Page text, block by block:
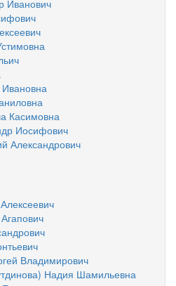
Иванович
Касимовна
Иосифович
Александрович
Владимирович
Надия Шамильевна